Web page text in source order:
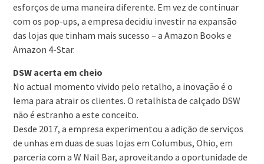
esforços de uma maneira diferente. Em vez de continuar
com os pop-ups, a empresa decidiu investir na expansão
das lojas que tinham mais sucesso – a Amazon Books e
Amazon 4-Star.
DSW acerta em cheio
No actual momento vivido pelo retalho, a inovação é o
lema para atrair os clientes. O retalhista de calçado DSW
não é estranho a este conceito.
Desde 2017, a empresa experimentou a adição de serviços
de unhas em duas de suas lojas em Columbus, Ohio, em
parceria com a W Nail Bar, aproveitando a oportunidade de